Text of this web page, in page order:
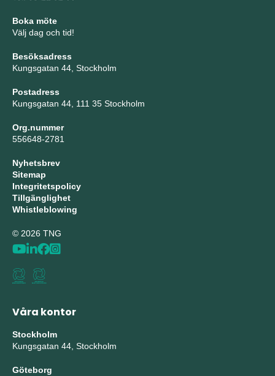
Boka möte
Välj dag och tid!
Besöksadress
Kungsgatan 44, Stockholm
Postadress
Kungsgatan 44, 111 35 Stockholm
Org.nummer
556648-2781
Nyhetsbrev
Sitemap
Integritetspolicy
Tillgänglighet
Whistleblowing
© 2026 TNG
Våra kontor
Stockholm
Kungsgatan 44, Stockholm
Göteborg